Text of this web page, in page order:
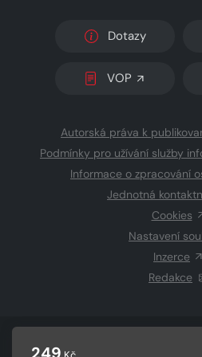
249
Dotazy
VOP
Autorská práva k
Podmínky pro užívání služby
Informace o zpracování
Jednotná
Cookies
Nastavení
Inzerce
Redakce
CZECH